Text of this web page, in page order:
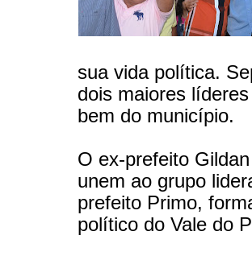
sua vida política.
dois maiores
bem do município.
O ex-prefeito
unem ao grupo
prefeito Primo,
político do Vale do